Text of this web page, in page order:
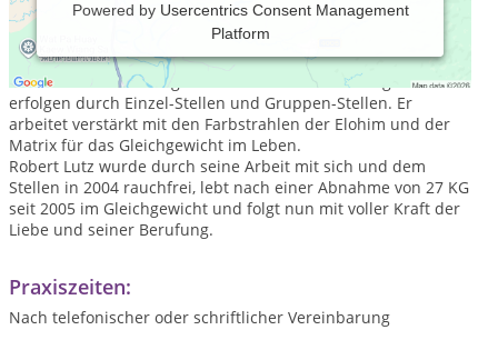
Powered by Usercentrics Consent Management
Platform
Robert Lutz arbeitet seit 2001 als systemischer
Aufstellungsleiter für das Leben, für die Gesundheit und für
Unternehmen und Organisationen. Seine Beratungen
erfolgen durch Einzel-Stellen und Gruppen-Stellen. Er
arbeitet verstärkt mit den Farbstrahlen der Elohim und der
Matrix für das Gleichgewicht im Leben.
Robert Lutz wurde durch seine Arbeit mit sich und dem
Stellen in 2004 rauchfrei, lebt nach einer Abnahme von 27 KG
seit 2005 im Gleichgewicht und folgt nun mit voller Kraft der
Liebe und seiner Berufung.
Praxiszeiten:
Nach telefonischer oder schriftlicher Vereinbarung